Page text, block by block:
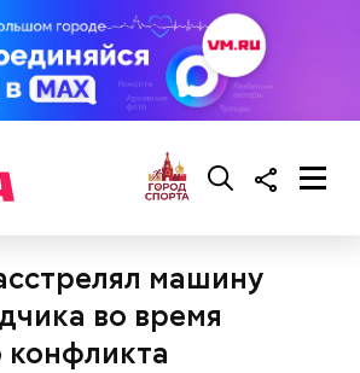
машину
во время